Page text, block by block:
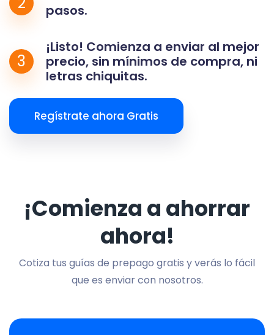
pasos.
3
¡Listo! Comienza a enviar al mejor
precio, sin mínimos de compra, ni
letras chiquitas.
Regístrate ahora Gratis
¡Comienza a ahorrar
ahora!
Cotiza tus guías de prepago gratis y verás lo fácil
que es enviar con nosotros.